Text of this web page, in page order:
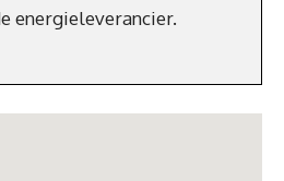
energieleverancier.